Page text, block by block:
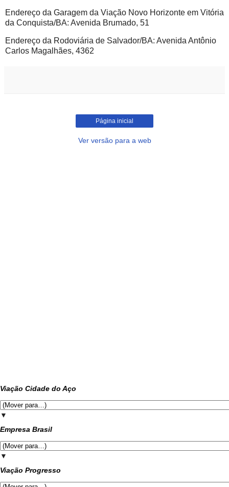
Endereço da Garagem da Viação Novo Horizonte em Vitória
da Conquista/BA: Avenida Brumado, 51
Endereço da Rodoviária de Salvador/BA: Avenida Antônio
Carlos Magalhães, 4362
Página inicial
Ver versão para a web
Viação Cidade do Aço
▼
Empresa Brasil
▼
Viação Progresso